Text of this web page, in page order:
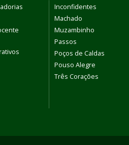
Inconfidentes
Machado
Muzambinho
Passos
Poços de Caldas
Pouso Alegre
Três Corações